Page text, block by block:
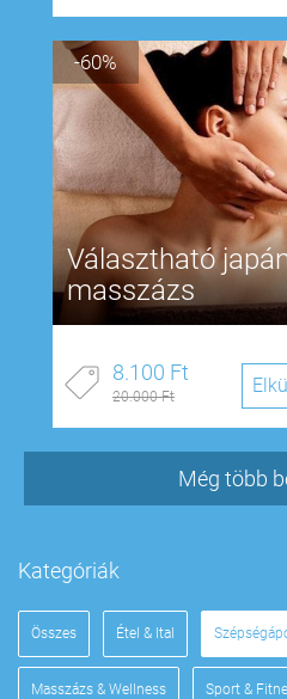
-60%
Választható
masszázs
8.100 Ft
20.000 Ft
Még több
Kategóriák
Összes Étel & Ital
Masszázs & Wellness Sport &